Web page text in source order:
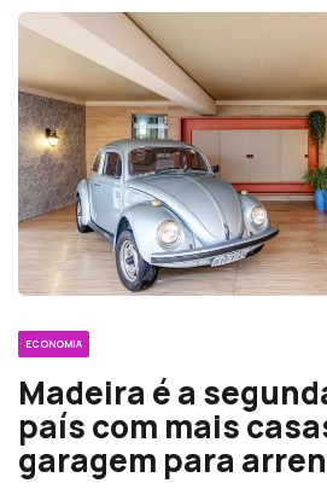
ECONOMIA
Madeira é a
país com mais
garagem para